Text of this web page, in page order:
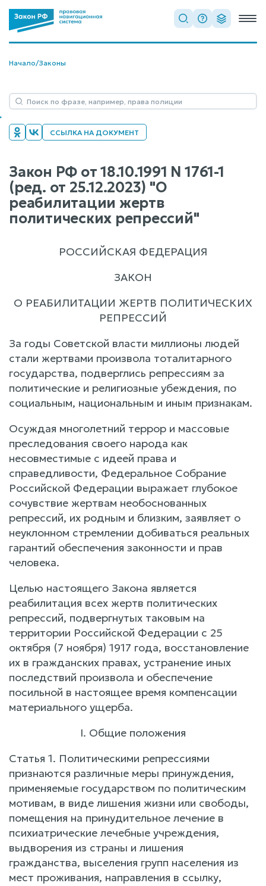
Начало/Законы
ССЫЛКА НА ДОКУМЕНТ
Закон РФ от 18.10.1991 N 1761-1
(ред. от 25.12.2023) "О
реабилитации жертв
политических репрессий"
РОССИЙСКАЯ ФЕДЕРАЦИЯ
ЗАКОН
О РЕАБИЛИТАЦИИ ЖЕРТВ ПОЛИТИЧЕСКИХ
РЕПРЕССИЙ
За годы Советской власти миллионы людей
стали жертвами произвола тоталитарного
государства, подверглись репрессиям за
политические и религиозные убеждения, по
социальным, национальным и иным признакам.
Осуждая многолетний террор и массовые
преследования своего народа как
несовместимые с идеей права и
справедливости, Федеральное Собрание
Российской Федерации выражает глубокое
сочувствие жертвам необоснованных
репрессий, их родным и близким, заявляет о
неуклонном стремлении добиваться реальных
гарантий обеспечения законности и прав
человека.
Целью настоящего Закона является
реабилитация всех жертв политических
репрессий, подвергнутых таковым на
территории Российской Федерации с 25
октября (7 ноября) 1917 года, восстановление
их в гражданских правах, устранение иных
последствий произвола и обеспечение
посильной в настоящее время компенсации
материального ущерба.
I. Общие положения
Статья 1. Политическими репрессиями
признаются различные меры принуждения,
применяемые государством по политическим
мотивам, в виде лишения жизни или свободы,
помещения на принудительное лечение в
психиатрические лечебные учреждения,
выдворения из страны и лишения
гражданства, выселения групп населения из
мест проживания, направления в ссылку,